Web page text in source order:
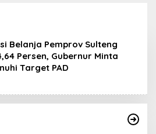
Belanja Pemprov Sulteng
Persen, Gubernur Minta
Target PAD